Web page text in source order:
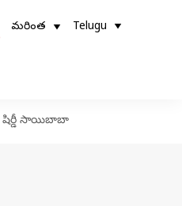
మరింత Telugu
షిర్డీ సాయిబాబా